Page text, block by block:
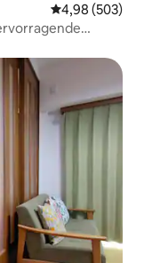
4,98 (503)
eines ganzen